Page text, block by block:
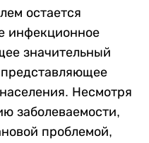
остается
инфекционное
значительный
Несмотря
заболеваемости,
проблемой,